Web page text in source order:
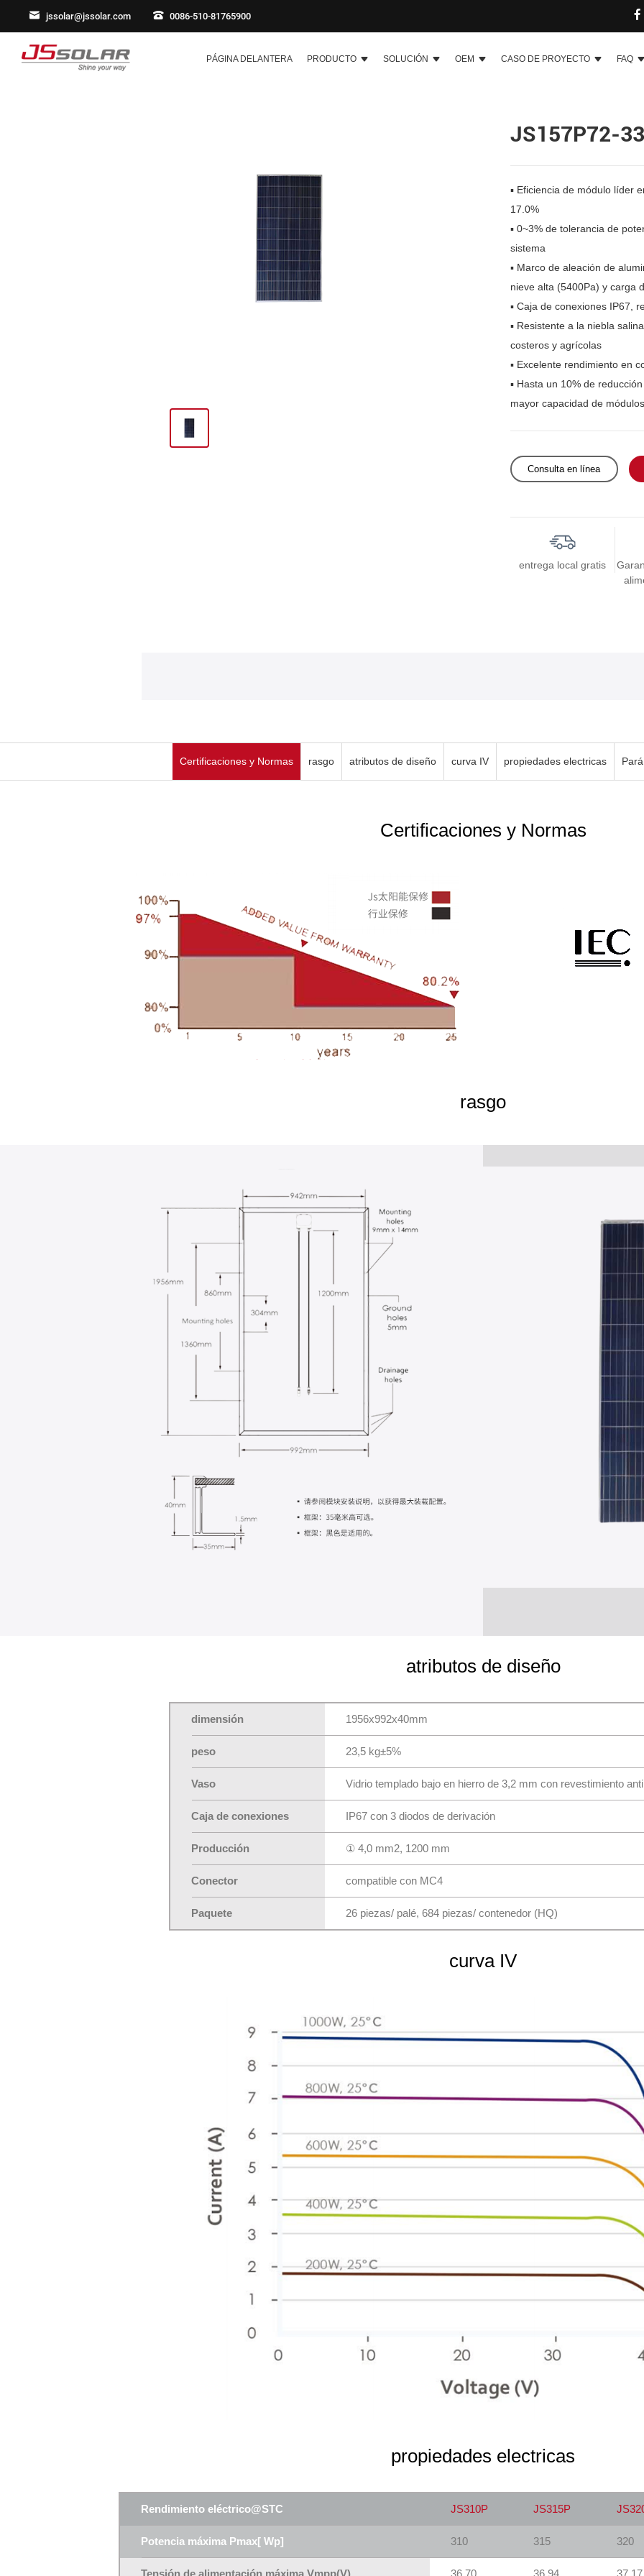
jssolar@jssolar.com 0086-510-81765900
PÁGINA DELANTERA PRODUCTO SOLUCIÓN OEM CASO DE PROYECTO FAQ
JS157P72-
▪ Eficiencia de módulo líder
17.0%
▪ 0~3% de tolerancia de
sistema
▪ Marco de aleación de
nieve alta (5400Pa) y carga
▪ Caja de conexiones IP67,
▪ Resistente a la niebla
costeros y agrícolas
▪ Excelente rendimiento en
▪ Hasta un 10% de
mayor capacidad de
Consulta en línea
entrega local gratis
Certificaciones y Normas rasgo atributos de diseño curva IV propiedades electricas
Certificaciones y Normas
rasgo
atributos de diseño
dimensión 1956x992x40mm
peso 23,5 kg±5%
Vaso Vidrio templado bajo en hierro de 3,2 mm con revestimiento
Caja de conexiones IP67 con 3 diodos de derivación
Producción ① 4,0 mm2, 1200 mm
Conector compatible con MC4
Paquete 26 piezas/ palé, 684 piezas/ contenedor (HQ)
curva IV
propiedades electricas
Rendimiento eléctrico@STC JS310P JS315P
Potencia máxima Pmax[ Wp] 310 315 320
Tensión de alimentación máxima Vmpp(V) 36.70 36.94 37.17